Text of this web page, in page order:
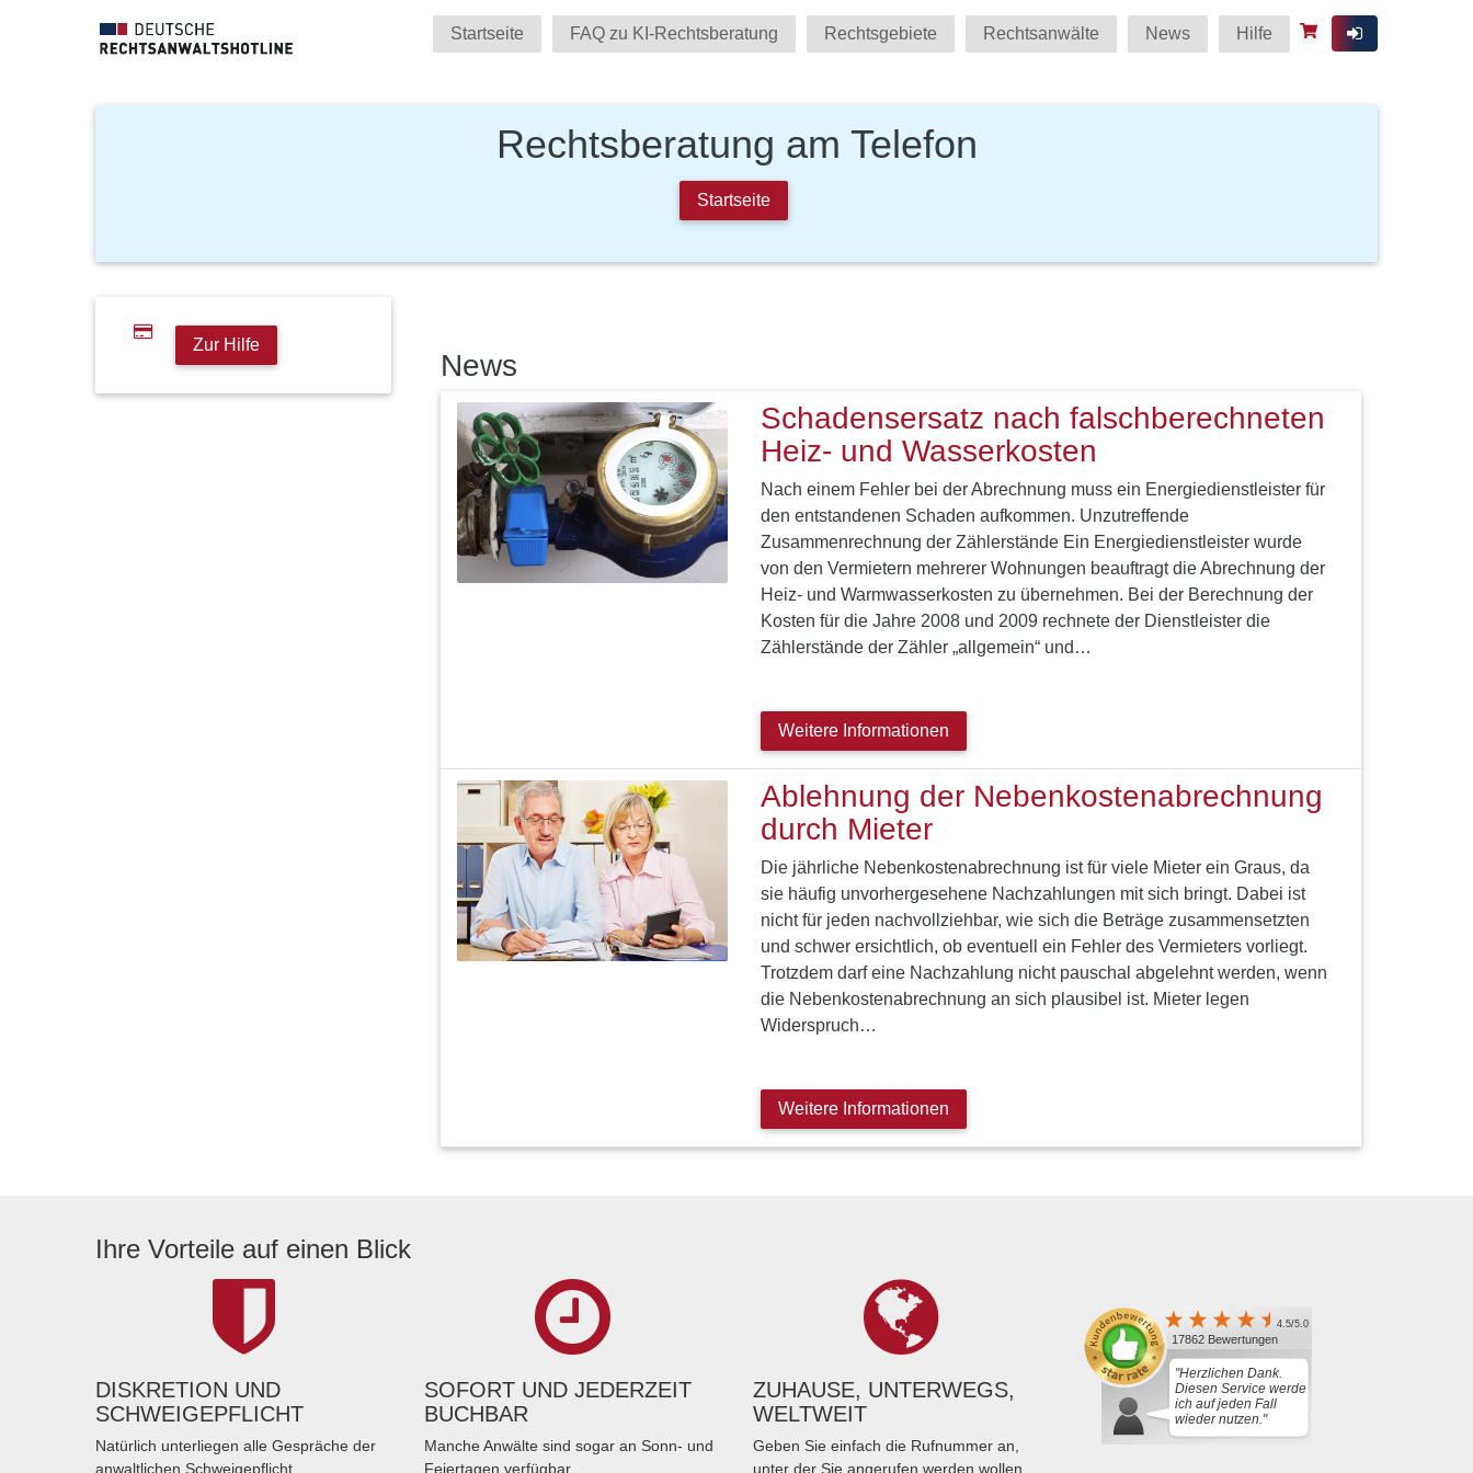
Startseite FAQ zu KI-Rechtsberatung Rechtsgebiete Rechtsanwälte News Hilfe
Rechtsberatung am Telefon
Startseite
Zur Hilfe
News
Schadensersatz nach falschberechneten
Heiz- und Wasserkosten
Nach einem Fehler bei der Abrechnung muss ein Energiedienstleister für
den entstandenen Schaden aufkommen. Unzutreffende
Zusammenrechnung der Zählerstände Ein Energiedienstleister wurde
von den Vermietern mehrerer Wohnungen beauftragt die Abrechnung der
Heiz- und Warmwasserkosten zu übernehmen. Bei der Berechnung der
Kosten für die Jahre 2008 und 2009 rechnete der Dienstleister die
Zählerstände der Zähler „allgemein“ und…
Weitere Informationen
Ablehnung der Nebenkostenabrechnung
durch Mieter
Die jährliche Nebenkostenabrechnung ist für viele Mieter ein Graus, da
sie häufig unvorhergesehene Nachzahlungen mit sich bringt. Dabei ist
nicht für jeden nachvollziehbar, wie sich die Beträge zusammensetzten
und schwer ersichtlich, ob eventuell ein Fehler des Vermieters vorliegt.
Trotzdem darf eine Nachzahlung nicht pauschal abgelehnt werden, wenn
die Nebenkostenabrechnung an sich plausibel ist. Mieter legen
Widerspruch…
Weitere Informationen
Ihre Vorteile auf einen Blick
DISKRETION UND
SCHWEIGEPFLICHT
Natürlich unterliegen alle Gespräche der
anwaltlichen Schweigepflicht.
SOFORT UND JEDERZEIT
BUCHBAR
Manche Anwälte sind sogar an Sonn- und
Feiertagen verfügbar.
ZUHAUSE, UNTERWEGS,
WELTWEIT
Geben Sie einfach die Rufnummer an,
unter der Sie angerufen werden wollen.
4.5/5.0
17862 Bewertungen
"Herzlichen Dank.
Diesen Service werde
ich auf jeden Fall
wieder nutzen."